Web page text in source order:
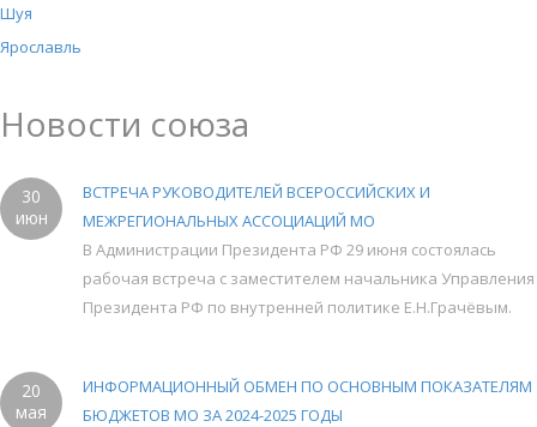
Шуя
Ярославль
Новости союза
30
июн
ВСТРЕЧА РУКОВОДИТЕЛЕЙ ВСЕРОССИЙСКИХ И
МЕЖРЕГИОНАЛЬНЫХ АССОЦИАЦИЙ МО
В Администрации Президента РФ 29 июня состоялась
рабочая встреча с заместителем начальника Управления
Президента РФ по внутренней политике Е.Н.Грачёвым.
20
мая
ИНФОРМАЦИОННЫЙ ОБМЕН ПО ОСНОВНЫМ ПОКАЗАТЕЛЯМ
БЮДЖЕТОВ МО ЗА 2024-2025 ГОДЫ